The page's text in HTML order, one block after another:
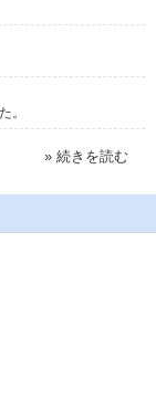
。
» 続きを読む